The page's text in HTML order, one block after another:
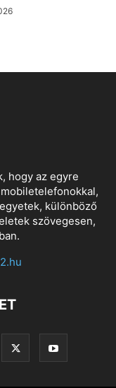
hogy az egyre
különböző
szövegesen,